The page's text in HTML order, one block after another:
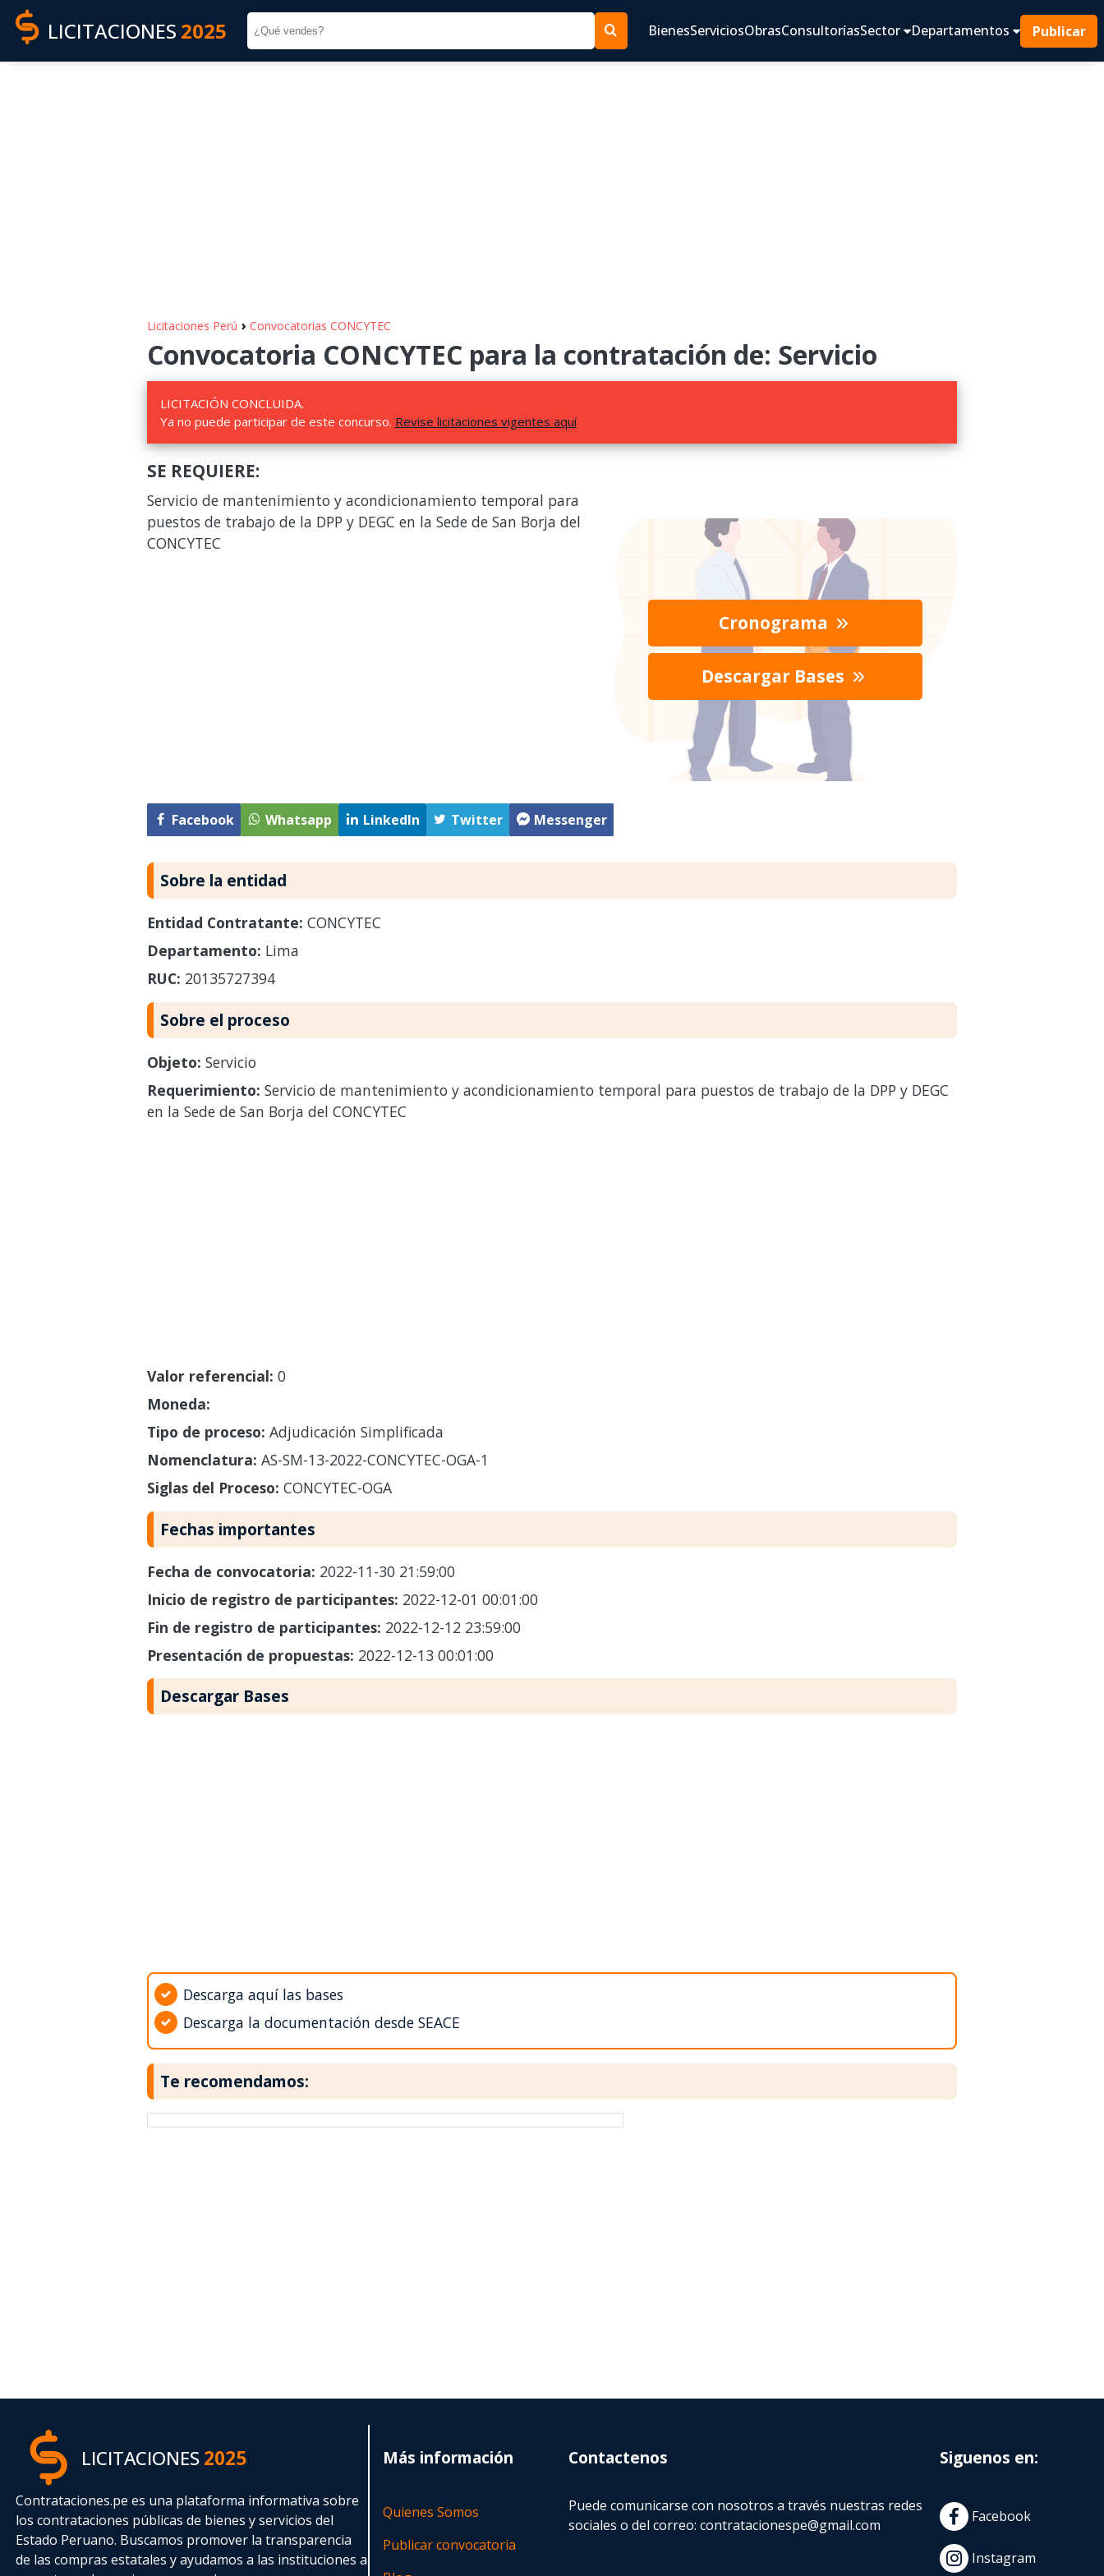
LICITACIONES 2025 BienesServiciosObrasConsultoríasSector Departamentos Publicar
Licitaciones Perú › Convocatorias CONCYTEC
Convocatoria CONCYTEC para la contratación de: Servicio
LICITACIÓN CONCLUIDA.
Ya no puede participar de este concurso. Revise licitaciones vigentes aquí
SE REQUIERE:
Servicio de mantenimiento y acondicionamiento temporal para
puestos de trabajo de la DPP y DEGC en la Sede de San Borja del
CONCYTEC
Facebook Whatsapp LinkedIn Twitter Messenger
Cronograma
Descargar Bases
Sobre la entidad
Entidad Contratante: CONCYTEC
Departamento: Lima
RUC: 20135727394
Sobre el proceso
Objeto: Servicio
Requerimiento: Servicio de mantenimiento y acondicionamiento temporal para puestos de trabajo de la DPP y DEGC
en la Sede de San Borja del CONCYTEC
Valor referencial: 0
Moneda:
Tipo de proceso: Adjudicación Simplificada
Nomenclatura: AS-SM-13-2022-CONCYTEC-OGA-1
Siglas del Proceso: CONCYTEC-OGA
Fechas importantes
Fecha de convocatoria: 2022-11-30 21:59:00
Inicio de registro de participantes: 2022-12-01 00:01:00
Fin de registro de participantes: 2022-12-12 23:59:00
Presentación de propuestas: 2022-12-13 00:01:00
Descargar Bases
Descarga aquí las bases
Descarga la documentación desde SEACE
Te recomendamos:
LICITACIONES2025
Contrataciones.pe es una plataforma informativa sobre
los contrataciones públicas de bienes y servicios del
Estado Peruano. Buscamos promover la transparencia
de las compras estatalesy ayudamos a las instituciones a
Más información
Quienes Somos
Publicar convocatoria
Contactenos
Puede comunicarse con nosotros a través nuestras redes
sociales o del correo:contratacionespe@gmail.com
Siguenos en:
Facebook
Instagram